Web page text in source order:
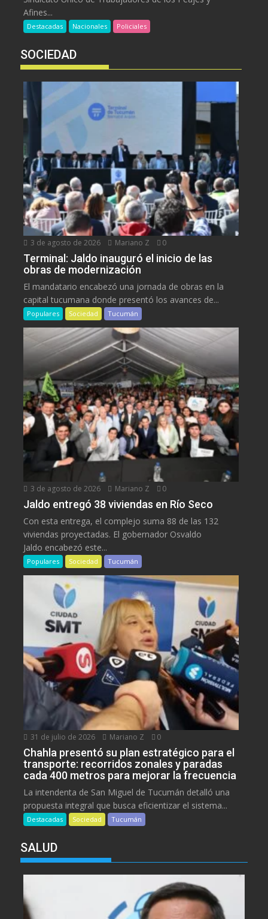
Afines...
Destacadas Nacionales Policiales
SOCIEDAD
3 de agosto de 2026 Mariano Z 0
Terminal: Jaldo inauguró el inicio de las
obras de modernización
El mandatario encabezó una jornada de obras en la
capital tucumana donde presentó los avances de...
Populares Sociedad Tucumán
3 de agosto de 2026 Mariano Z 0
Jaldo entregó 38 viviendas en Río Seco
Con esta entrega, el complejo suma 88 de las 132
viviendas proyectadas. El gobernador Osvaldo
Jaldo encabezó este...
Populares Sociedad Tucumán
31 de julio de 2026 Mariano Z 0
Chahla presentó su plan estratégico para el
transporte: recorridos zonales y paradas
cada 400 metros para mejorar la frecuencia
La intendenta de San Miguel de Tucumán detalló una
propuesta integral que busca eficientizar el sistema...
Destacadas Sociedad Tucumán
SALUD